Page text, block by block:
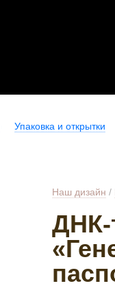
Упаковка и открытки
Наш дизайн /
ДНК-